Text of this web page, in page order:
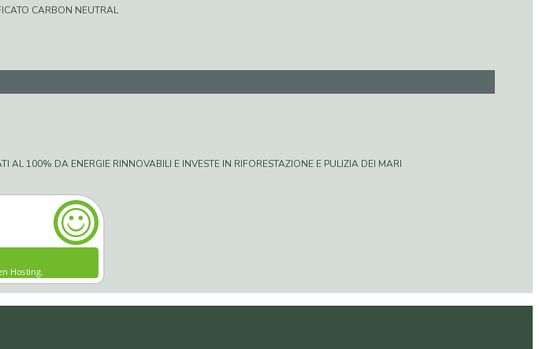
CARBON NEUTRAL
AL 100% DA ENERGIE RINNOVABILI E INVESTE IN RIFORESTAZIONE E PULIZIA DEI MARI